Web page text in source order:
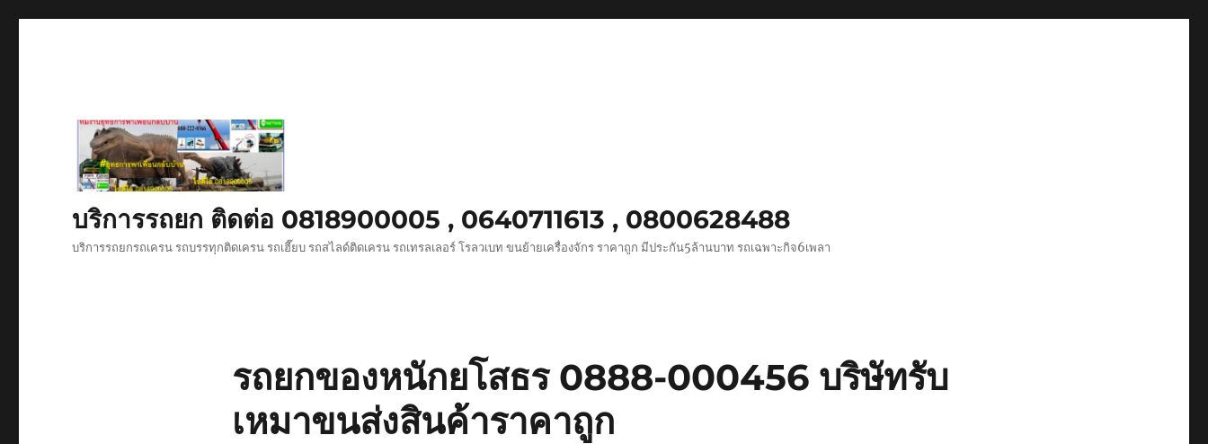
บริการรถยก ติดต่อ 0818900005 , 0640711613 , 0800628488
บริการรถยกรถเครน รถบรรทุกติดเครน รถเฮี๊ยบ รถสไลด์ติดเครน รถเทรลเลอร์ โรลวเบท ขนย้ายเครื่องจักร ราคาถูก มีประกัน5ล้านบาท รถเฉพาะกิจ6เพลา
รถยกของหนักยโสธร 0888-000456 บริษัทรับ
เหมาขนส่งสินค้าราคาถูก